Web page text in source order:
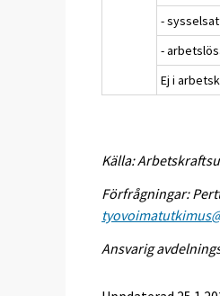
-
-
Ej i
Källa:
Förfrågningar:
Ansvarig